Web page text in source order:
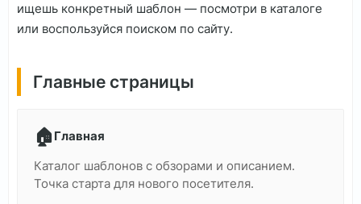
ищешь конкретный шаблон — посмотри в каталоге
или воспользуйся поиском по сайту.
Главные страницы
🏠 Главная
Каталог шаблонов с обзорами и описанием.
Точка старта для нового посетителя.